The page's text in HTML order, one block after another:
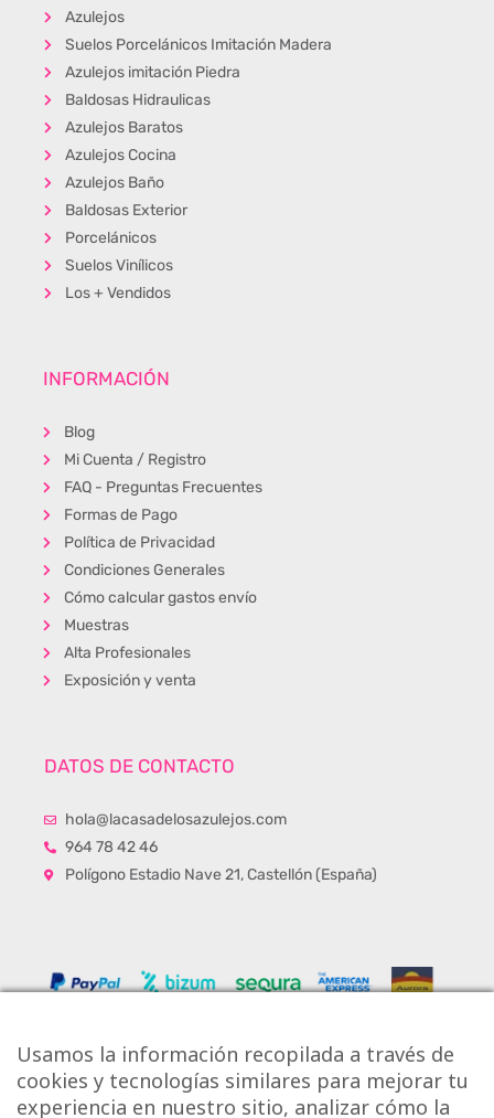
Azulejos
Suelos Porcelánicos Imitación Madera
Azulejos imitación Piedra
Baldosas Hidraulicas
Azulejos Baratos
Azulejos Cocina
Azulejos Baño
Baldosas Exterior
Porcelánicos
Suelos Vinílicos
Los + Vendidos
INFORMACIÓN
Blog
Mi Cuenta / Registro
FAQ - Preguntas Frecuentes
Formas de Pago
Política de Privacidad
Condiciones Generales
Cómo calcular gastos envío
Muestras
Alta Profesionales
Exposición y venta
DATOS DE CONTACTO
hola@lacasadelosazulejos.com
964 78 42 46
Polígono Estadio Nave 21, Castellón (España)
Usamos la información recopilada a través de
cookies y tecnologías similares para mejorar tu
experiencia en nuestro sitio, analizar cómo la